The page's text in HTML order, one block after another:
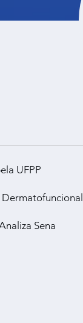
UFPP
Sena